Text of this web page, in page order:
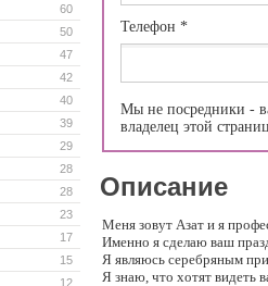
60
50
47
42
40
39
29
28
28
23
17
15
12
Телефон *
Мы не посредники -
владелец этой
Описание
Меня зовут Азат и я
Именно я сделаю ваш
Я являюсь серебряным
Я знаю, что хотят видеть